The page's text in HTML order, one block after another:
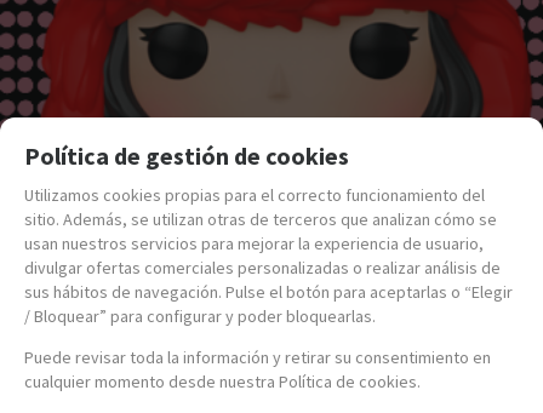
Política de gestión de cookies
Utilizamos cookies propias para el correcto funcionamiento del
sitio. Además, se utilizan otras de terceros que analizan cómo se
usan nuestros servicios para mejorar la experiencia de usuario,
divulgar ofertas comerciales personalizadas o realizar análisis de
sus hábitos de navegación. Pulse el botón para aceptarlas o “Elegir
/ Bloquear” para configurar y poder bloquearlas.
Puede revisar toda la información y retirar su consentimiento en
cualquier momento desde nuestra Política de cookies.